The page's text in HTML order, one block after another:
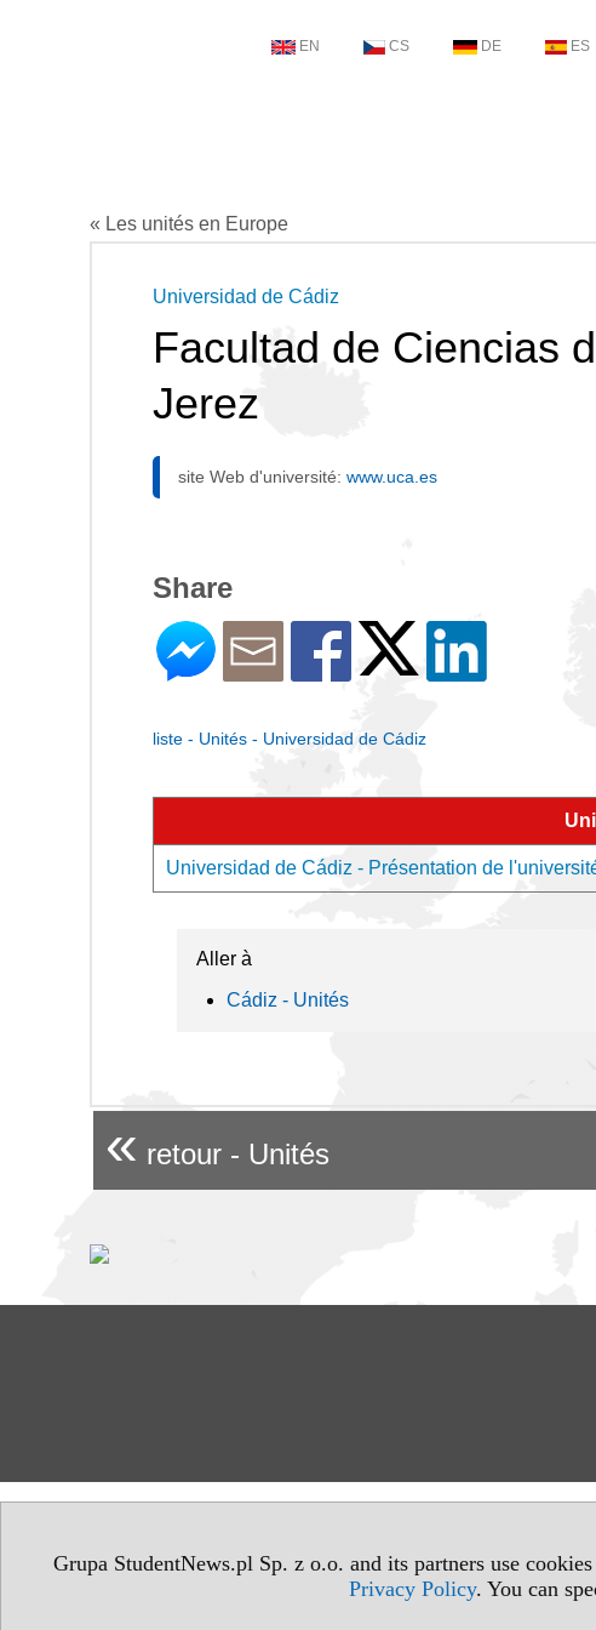
Grupa StudentNews.pl Sp. z o.o. and its partners use
Privacy Policy. You can
EN CS DE ES
« Les unités en Europe
Universidad de Cádiz
Facultad de Ciencias
Jerez
site Web d'université: www.uca.es
Share
liste - Unités - Universidad de Cádiz
Universidad de Cádiz - Présentation de
Aller à
Cádiz - Unités
« retour - Unités